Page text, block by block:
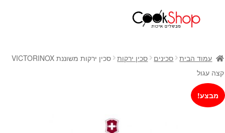
חנות
כלי בישול
סירים
מחבתות
כלי הגשה ואירוח
עמוד הבית סכינים סכין ירקות
סכין ירקות משוננת VICTORINOX
קצה עגול
מבצע!